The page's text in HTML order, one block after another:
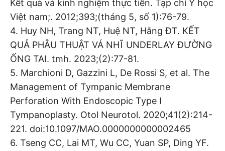
Kết quả và kinh nghiệm thực tiễn. Tạp chí Y học
Việt nam;. 2012;393;(tháng 5, số 1):76-79.
4. Huy NH, Trang NT, Huệ NT, Hằng ĐT. KẾT
QUẢ PHẪU THUẬT VÁ NHĨ UNDERLAY ĐƯỜNG
ỐNG TAI. tmh. 2023;(2):77-81.
5. Marchioni D, Gazzini L, De Rossi S, et al. The
Management of Tympanic Membrane
Perforation With Endoscopic Type I
Tympanoplasty. Otol Neurotol. 2020;41(2):214-
221. doi:10.1097/MAO.0000000000002465
6. Tseng CC, Lai MT, Wu CC, Yuan SP, Ding YF.